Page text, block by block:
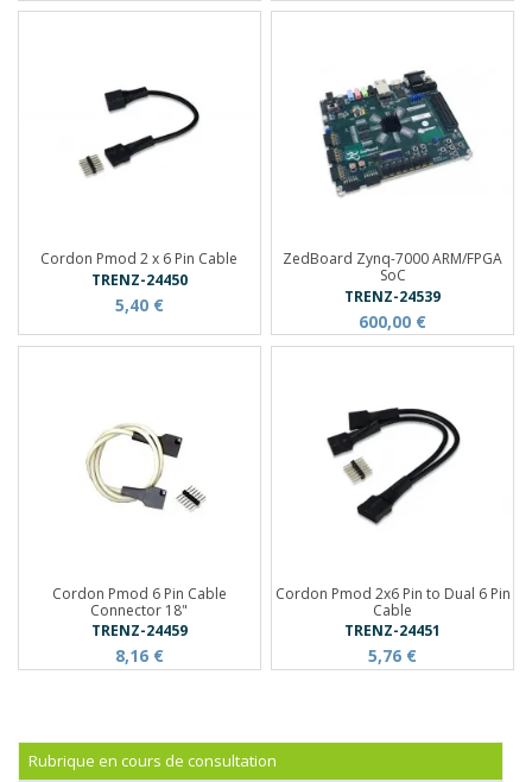
Cordon Pmod 2 x 6 Pin Cable
TRENZ-24450
5,40 €
ZedBoard Zynq-7000 ARM/FPGA
SoC
TRENZ-24539
600,00 €
Cordon Pmod 6 Pin Cable
Connector 18"
TRENZ-24459
8,16 €
Cordon Pmod 2x6 Pin to Dual 6 Pin
Cable
TRENZ-24451
5,76 €
Rubrique en cours de consultation